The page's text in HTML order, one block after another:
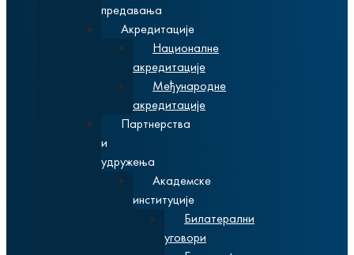
предавања
Акредитације
Националне
акредитације
Међународне
акредитације
Партнерства
и
удружења
Академске
институције
Билатерални
уговори